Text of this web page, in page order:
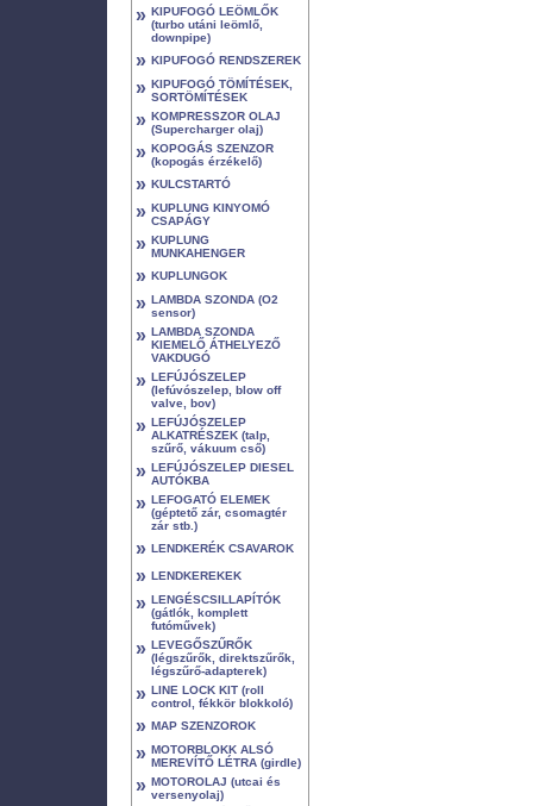
» KIPUFOGÓ LEÖMLŐK
(turbo utáni leömlő,
downpipe)
» KIPUFOGÓ RENDSZEREK
» KIPUFOGÓ TÖMÍTÉSEK,
SORTÖMÍTÉSEK
» KOMPRESSZOR OLAJ
(Supercharger olaj)
» KOPOGÁS SZENZOR
(kopogás érzékelő)
» KULCSTARTÓ
» KUPLUNG KINYOMÓ
CSAPÁGY
» KUPLUNG
MUNKAHENGER
» KUPLUNGOK
» LAMBDA SZONDA (O2
sensor)
» LAMBDA SZONDA
KIEMELŐ ÁTHELYEZŐ
VAKDUGÓ
» LEFÚJÓSZELEP
(lefúvószelep, blow off
valve, bov)
» LEFÚJÓSZELEP
ALKATRÉSZEK (talp,
szűrő, vákuum cső)
» LEFÚJÓSZELEP DIESEL
AUTÓKBA
» LEFOGATÓ ELEMEK
(géptető zár, csomagtér
zár stb.)
» LENDKERÉK CSAVAROK
» LENDKEREKEK
» LENGÉSCSILLAPÍTÓK
(gátlók, komplett
futóművek)
» LEVEGŐSZŰRŐK
(légszűrők, direktszűrők,
légszűrő-adapterek)
» LINE LOCK KIT (roll
control, fékkör blokkoló)
» MAP SZENZOROK
» MOTORBLOKK ALSÓ
MEREVÍTŐ LÉTRA (girdle)
» MOTOROLAJ (utcai és
versenyolaj)